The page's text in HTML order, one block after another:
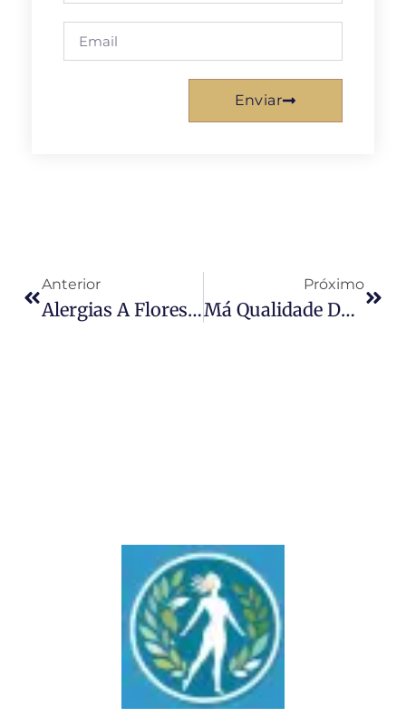
Enviar
Anterior
Alergias A Flores E Pólen, Porque Na Primavera Surgem E O Que Pode Causar ?
Próximo
Má Qualidade Do Sono. Acorda Cansado? A Surpreendente Conexão Entre Seu Colchão Sujo.